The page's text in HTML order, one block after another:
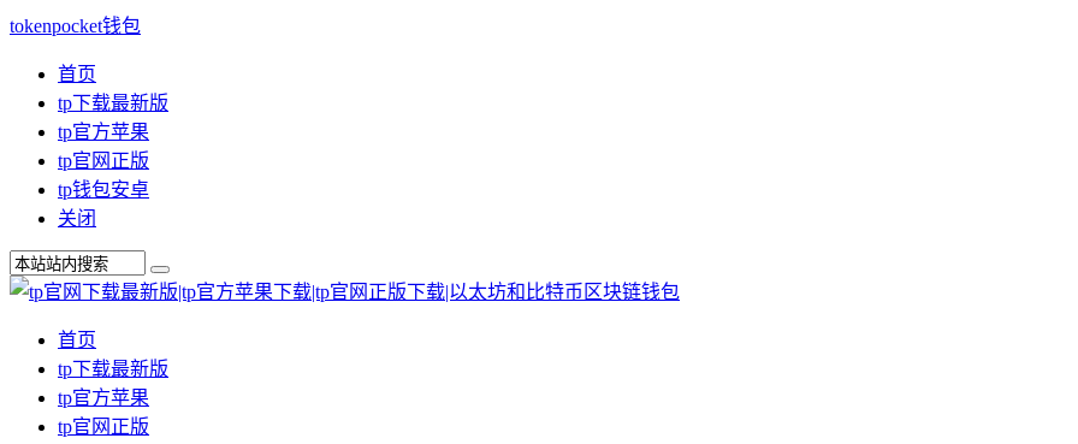
tokenpocket钱包
首页
tp下载最新版
tp官方苹果
tp官网正版
tp钱包安卓
关闭
首页
tp下载最新版
tp官方苹果
tp官网正版